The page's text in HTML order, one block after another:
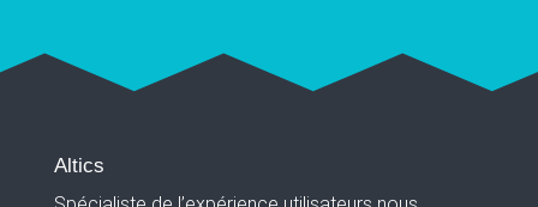
Altics